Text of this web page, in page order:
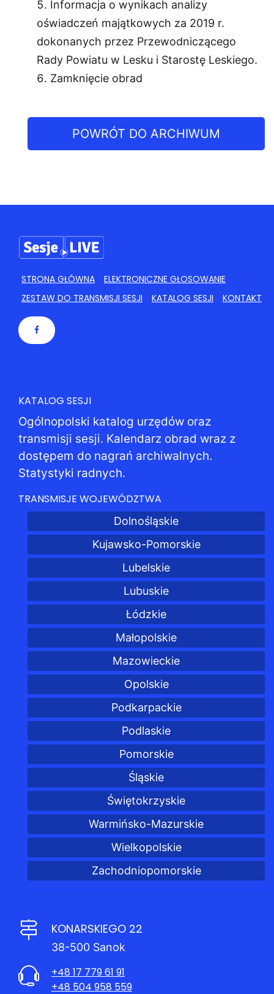
Informacja o wynikach analizy
oświadczeń majątkowych za 2019 r.
dokonanych przez Przewodniczącego
Rady Powiatu w Lesku i Starostę Leskiego.
Zamknięcie obrad
POWRÓT DO ARCHIWUM
STRONA GŁÓWNA
ELEKTRONICZNE GŁOSOWANIE
ZESTAW DO TRANSMISJI SESJI
KATALOG SESJI KONTAKT
KATALOG SESJI
Ogólnopolski katalog urzędów oraz
transmisji sesji. Kalendarz obrad wraz z
dostępem do nagrań archiwalnych.
Statystyki radnych.
TRANSMISJE WOJEWÓDZTWA
Dolnośląskie
Kujawsko-Pomorskie
Lubelskie
Lubuskie
Łódzkie
Małopolskie
Mazowieckie
Opolskie
Podkarpackie
Podlaskie
Pomorskie
Śląskie
Świętokrzyskie
Warmińsko-Mazurskie
Wielkopolskie
Zachodniopomorskie
KONARSKIEGO 22
38-500 Sanok
+48 17 779 61 91
+48 504 958 559